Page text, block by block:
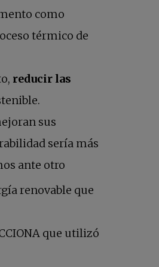
como
térmico de
reducir las
sus
sería más
ante otro
renovable que
nuevaque utilizó